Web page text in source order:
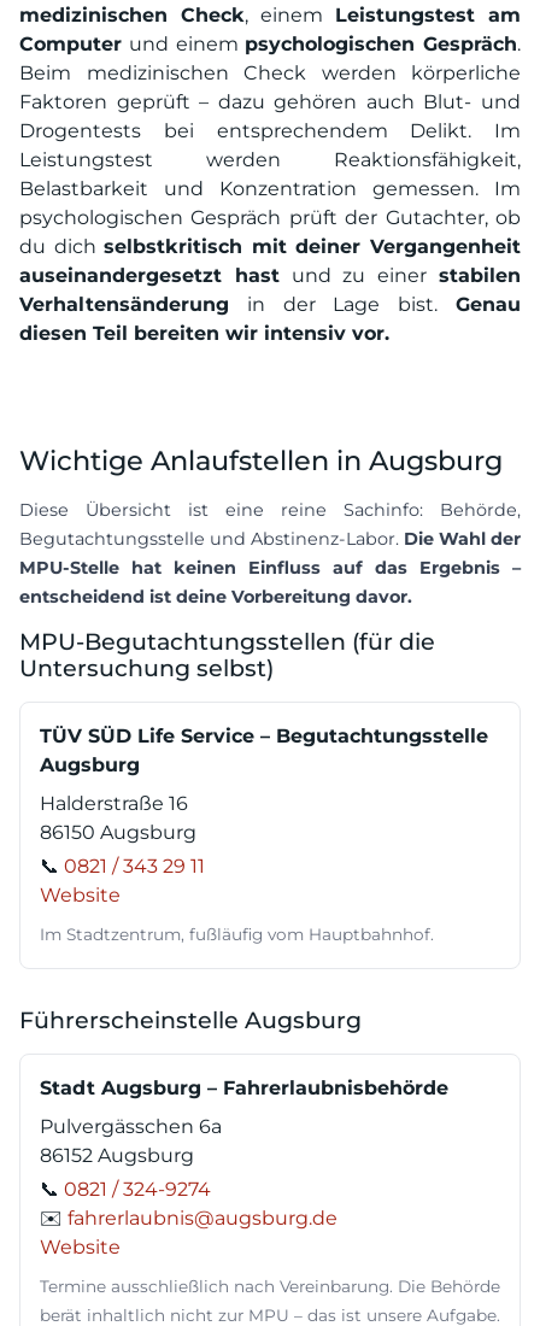
medizinischen Check, einem Leistungstest am
Computer und einem psychologischen Gespräch.
Beim medizinischen Check werden körperliche
Faktoren geprüft – dazu gehören auch Blut- und
Drogentests bei entsprechendem Delikt. Im
Leistungstest werden Reaktionsfähigkeit,
Belastbarkeit und Konzentration gemessen. Im
psychologischen Gespräch prüft der Gutachter, ob
du dichselbstkritisch mit deiner Vergangenheit
auseinandergesetzt hastund zu einerstabilen
Verhaltensänderung in der Lage bist. Genau
diesen Teil bereiten wir intensiv vor.
Wichtige Anlaufstellen in Augsburg
Diese Übersicht ist eine reine Sachinfo: Behörde,
Begutachtungsstelle und Abstinenz-Labor. Die Wahl der
MPU-Stelle hat keinen Einfluss auf das Ergebnis –
entscheidend ist deine Vorbereitung davor.
MPU-Begutachtungsstellen (für die
Untersuchung selbst)
TÜV SÜD Life Service – Begutachtungsstelle
Augsburg
Halderstraße 16
86150 Augsburg
📞 0821 / 343 29 11
Website
Im Stadtzentrum, fußläufig vom Hauptbahnhof.
Führerscheinstelle Augsburg
Stadt Augsburg – Fahrerlaubnisbehörde
Pulvergässchen 6a
86152 Augsburg
📞 0821 / 324-9274
✉️ fahrerlaubnis@augsburg.de
Website
Termine ausschließlich nach Vereinbarung. Die Behörde
berät inhaltlich nicht zur MPU – das ist unsere Aufgabe.